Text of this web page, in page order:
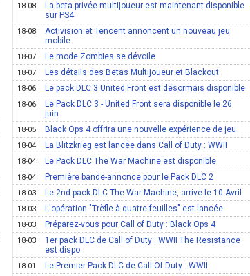
18-08
La beta privée multijoueur est maintenant disponible
sur PS4
18-08
Activision et Tencent annoncent un nouveau jeu
mobile
18-07 Le mode Zombies se dévoile
18-07 Les détails des Betas Multijoueur et Blackout
18-06 Le pack DLC 3 United Front est désormais disponible
18-06
Le Pack DLC 3 - United Front sera disponible le 26
juin
18-05 Black Ops 4 offrira une nouvelle expérience de jeu
18-04 La Blitzkrieg est lancée dans Call of Duty : WWII
18-04 Le Pack DLC The War Machine est disponible
18-04 Première bande-annonce pour le Pack DLC 2
18-03 Le 2nd pack DLC The War Machine, arrive le 10 Avril
18-03 L'opération "Trèfle à quatre feuilles" est lancée
18-03 Préparez-vous pour Call of Duty : Black Ops 4
18-03
1er pack DLC de Call of Duty : WWII The Resistance
est dispo
18-01 Le Premier Pack DLC de Call Of Duty : WWII